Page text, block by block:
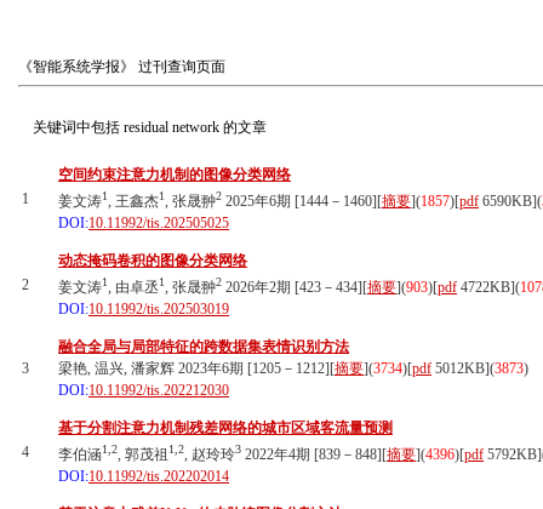
《智能系统学报》 过刊查询页面
关键词中包括 residual network 的文章
1
空间约束注意力机制的图像分类网络
姜文涛1, 王鑫杰1, 张晟翀2 2025年6期 [1444－1460][摘要](1857)[pdf 6590KB](
DOI:10.11992/tis.202505025
2
动态掩码卷积的图像分类网络
姜文涛1, 由卓丞1, 张晟翀2 2026年2期 [423－434][摘要](903)[pdf 4722KB](
DOI:10.11992/tis.202503019
3
融合全局与局部特征的跨数据集表情识别方法
梁艳, 温兴, 潘家辉 2023年6期 [1205－1212][摘要](3734)[pdf 5012KB](3873)
DOI:10.11992/tis.202212030
4
基于分割注意力机制残差网络的城市区域客流量预测
李伯涵1,2, 郭茂祖 1,2, 赵玲玲3 2022年4期 [839－848][摘要](4396)[pdf 5792KB]
DOI:10.11992/tis.202202014